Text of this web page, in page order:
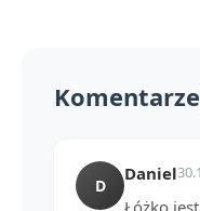
Komentarze
D
Daniel
Łóżko